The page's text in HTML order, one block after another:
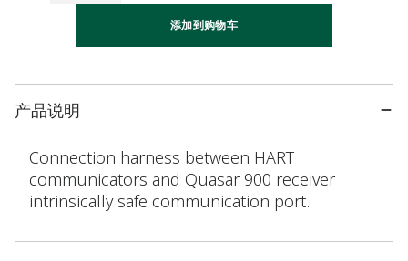
添加到购物车
产品说明
Connection harness between HART
communicators and Quasar 900 receiver
intrinsically safe communication port.